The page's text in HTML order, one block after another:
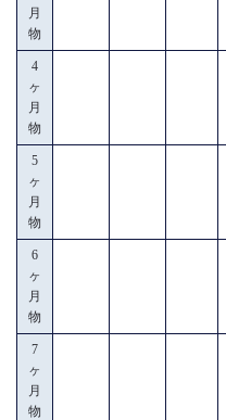
月
物
4
ヶ
月
物
5
ヶ
月
物
6
ヶ
月
物
7
ヶ
月
物